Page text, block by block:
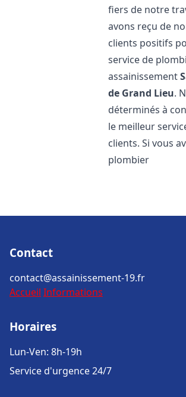
fiers de notre
avons reçu de
clients positifs
service de
assainissement
de Grand Lieu.
déterminés à
le meilleur
clients. Si vous
plombier
Contact
contact@assainissement-19.fr
Accueil Informations
Horaires
Lun-Ven: 8h-19h
Service d'urgence 24/7